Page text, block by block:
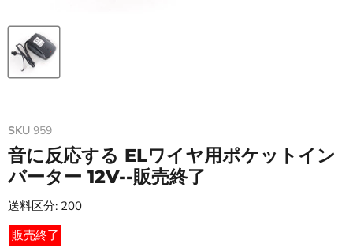
SKU 959
音に反応する ELワイヤ用ポケットイン
バーター 12V--販売終了
送料区分: 200
販売終了